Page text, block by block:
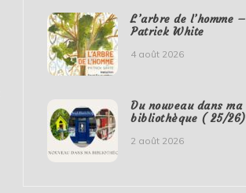
L’arbre de l’homme –
Patrick White
4 août 2026
Du nouveau dans ma
bibliothèque ( 25/26)
2 août 2026